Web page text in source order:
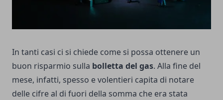
In tanti casi ci si chiede come si possa ottenere un
buon risparmio sulla bolletta del gas. Alla fine del
mese, infatti, spesso e volentieri capita di notare
delle cifre al di fuori della somma che era stata